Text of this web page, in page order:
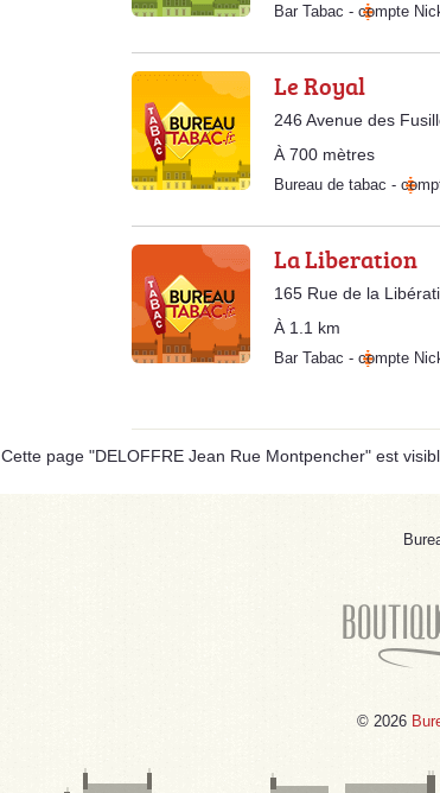
Bar Tabac - compte
Le Royal
246 Avenue des
À 700 mètres
Bureau de tabac -
La Liberation
165 Rue de la
À 1.1 km
Bar Tabac - compte
Cette page "DELOFFRE Jean Rue Montpencher" est
© 2026